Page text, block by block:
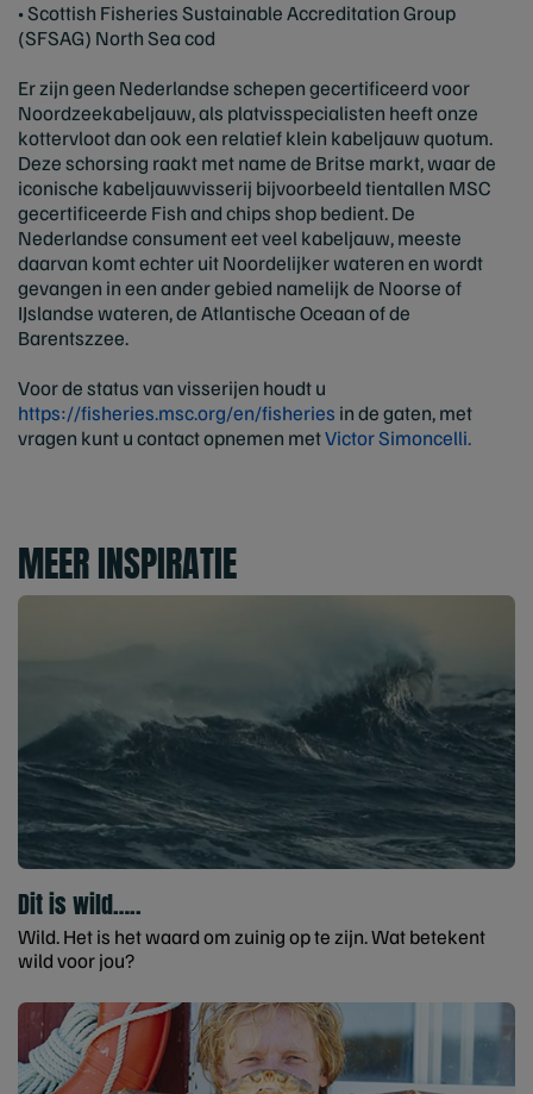
• Scottish Fisheries Sustainable Accreditation Group
(SFSAG) North Sea cod
Er zijn geen Nederlandse schepen gecertificeerd voor
Noordzeekabeljauw, als platvisspecialisten heeft onze
kottervloot dan ook een relatief klein kabeljauw quotum.
Deze schorsing raakt met name de Britse markt, waar de
iconische kabeljauwvisserij bijvoorbeeld tientallen MSC
gecertificeerde Fish and chips shop bedient. De
Nederlandse consument eet veel kabeljauw, meeste
daarvan komt echter uit Noordelijker wateren en wordt
gevangen in een ander gebied namelijk de Noorse of
IJslandse wateren, de Atlantische Oceaan of de
Barentszzee.
Voor de status van visserijen houdt u
https://fisheries.msc.org/en/fisheries in de gaten, met
vragen kunt u contact opnemen metVictor Simoncelli.
MEER INSPIRATIE
Dit is wild…..
Wild. Het is het waard om zuinig op te zijn. Wat betekent
wild voor jou?